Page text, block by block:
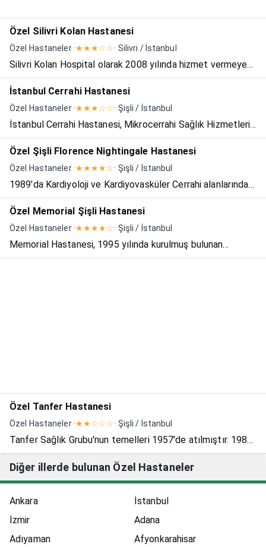
Özel Silivri Kolan Hastanesi
Özel Hastaneler ·★★★☆☆· Silivri / İstanbul
Silivri Kolan Hospital olarak 2008 yılında hizmet vermeye
başlayan hastanemiz MR, Yoğun Bakım, Kardiyoloji gibi
hemen hemen tüm branşlarda Silivri bölgesinde hizmet
vermektedir. Hastanemizin SGK ile anlaşması vardır. Tar...
İstanbul Cerrahi Hastanesi
Özel Hastaneler ·★★★☆☆· Şişli / İstanbul
İstanbul Cerrahi Hastanesi, Mikrocerrahi Sağlık Hizmetleri
AŞ. olarak 3 hekim ve 5 girişimci ile 1994 yılında
kurulmuştur. 1997 yılında İstanbul'un en popüler
semtlerinden olan Nişantaşı'nda 5500 m² kapalı alana
sahip 13...
Özel Şişli Florence Nightingale Hastanesi
Özel Hastaneler ·★★★★☆· Şişli / İstanbul
1989'da Kardiyoloji ve Kardiyovasküler Cerrahi alanlarında
hizmete başlayan hastanemizde günümüzde Kalp,
Karaciğer, Böbrek, Kalp MR, Kemik İliği Nakli, Ortopedi ve
Omurga Ameliyatları, Beyin Cerrahisi ameliyatları, Nükle...
Özel Memorial Şişli Hastanesi
Özel Hastaneler ·★★★★☆· Şişli / İstanbul
Memorial Hastanesi, 1995 yılında kurulmuş bulunan
Memorial Sağlık Yatırımları AŞ. 'nin ilk sağlık hizmetleri
Özel Tanfer Hastanesi
Özel Hastaneler ·★★☆☆☆· Şişli / İstanbul
Tanfer Sağlık Grubu'nun temelleri 1957'de atılmıştır. 1982
yılında Tanfer Klinik, 2016 yılında Tanfer Health &
Aesthetıc, 2019 yılında Özel Tanfer Hastanesi'ni
etmekteyiz.Hastanemizde...
Diğer illerde bulunan Özel Hastaneler
Ankara
İstanbul
İzmir
Adana
Adıyaman
Afyonkarahisar